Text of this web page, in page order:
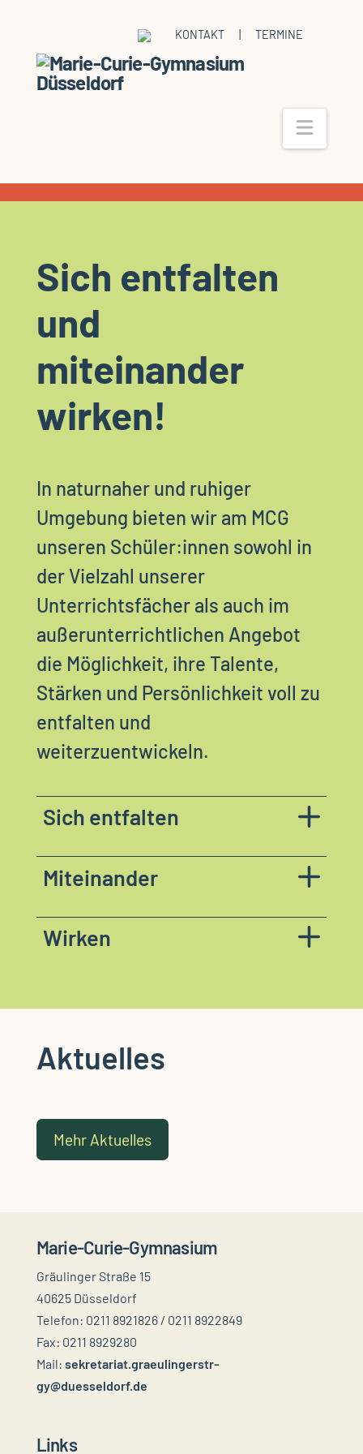
KONTAKT TERMINE
Sich entfalten
und
miteinander
wirken!
In naturnaher und ruhiger
Umgebung bieten wir am MCG
unseren Schüler:innen sowohl in
der Vielzahl unserer
Unterrichtsfächer als auch im
außerunterrichtlichen Angebot
die Möglichkeit, ihre Talente,
Stärken und Persönlichkeit voll zu
entfalten und
weiterzuentwickeln.
Sich entfalten
Miteinander
Wirken
Aktuelles
Mehr Aktuelles
Marie-Curie-Gymnasium
Gräulinger Straße 15
40625 Düsseldorf
Telefon: 0211 8921826 / 0211 8922849
Fax: 0211 8929280
Mail: sekretariat.graeulingerstr-
gy@duesseldorf.de
Links